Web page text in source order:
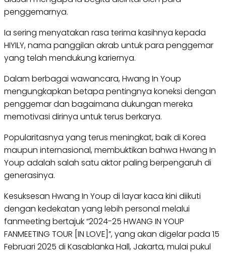
penggemarnya.
Ia sering menyatakan rasa terima kasihnya kepada
HIYILY, nama panggilan akrab untuk para penggemar
yang telah mendukung kariernya.
Dalam berbagai wawancara, Hwang In Youp
mengungkapkan betapa pentingnya koneksi dengan
penggemar dan bagaimana dukungan mereka
memotivasi dirinya untuk terus berkarya.
Popularitasnya yang terus meningkat, baik di Korea
maupun internasional, membuktikan bahwa Hwang In
Youp adalah salah satu aktor paling berpengaruh di
generasinya.
Kesuksesan Hwang In Youp di layar kaca kini diikuti
dengan kedekatan yang lebih personal melalui
fanmeeting bertajuk “2024-25 HWANG IN YOUP
FANMEETING TOUR [IN LOVE]”, yang akan digelar pada 15
Februari 2025 di Kasablanka Hall, Jakarta, mulai pukul